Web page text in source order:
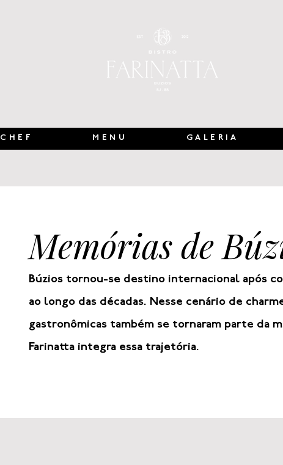
CHEF MENU GALERIA
Memórias de
Búzios tornou-se destino internacional após
ao longo das décadas. Nesse cenário de
gastronômicas também se tornaram parte da
Farinatta integra essa trajetória.